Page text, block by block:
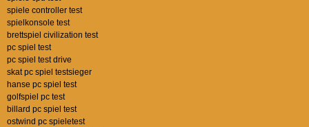
spiele controller test
spielkonsole test
brettspiel civilization test
pc spiel test
pc spiel test drive
skat pc spiel testsieger
hanse pc spiel test
golfspiel pc test
billard pc spiel test
ostwind pc spieletest